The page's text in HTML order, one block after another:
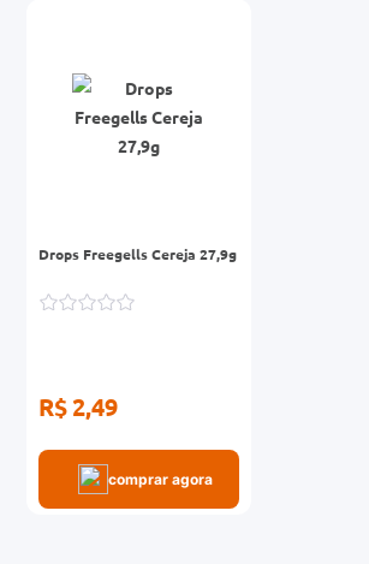
Drops Freegells Cereja 27,9g
R$ 2,49
comprar agora